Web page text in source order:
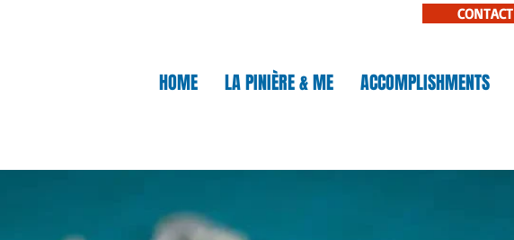
CONTACT
HOME LA PINIÈRE & ME ACCOMPLISHMENTS